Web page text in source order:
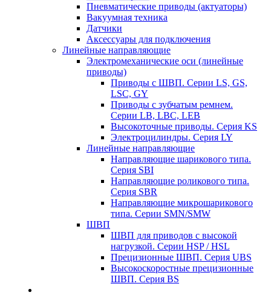
Пневматические приводы (актуаторы)
Вакуумная техника
Датчики
Аксессуары для подключения
Линейные направляющие
Электромеханические оси (линейные
приводы)
Приводы с ШВП. Серии LS, GS,
LSC, GY
Приводы с зубчатым ремнем.
Серии LB, LBC, LEB
Высокоточные приводы. Серия KS
Электроцилиндры. Серия LY
Линейные направляющие
Направляющие шарикового типа.
Серия SBI
Направляющие роликового типа.
Серия SBR
Направляющие микрошарикового
типа. Серии SMN/SMW
ШВП
ШВП для приводов с высокой
нагрузкой. Серии HSP / HSL
Прецизионные ШВП. Серия UBS
Высокоскоростные прецизионные
ШВП. Серия BS